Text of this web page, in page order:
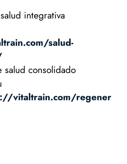
integrativa
salud-
salud consolidado
vitaltrain.com/regener